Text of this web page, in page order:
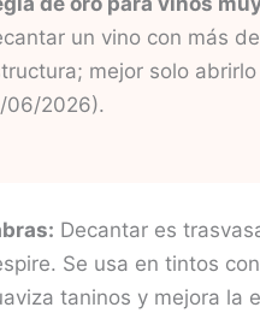
un vino con más
mejor solo
06/2026).
Decantar es
Se usa en tintos
taninos y mejora la